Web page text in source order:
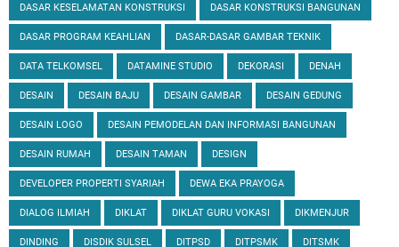
DASAR KESELAMATAN KONSTRUKSI DASAR KONSTRUKSI BANGUNAN
DASAR PROGRAM KEAHLIAN DASAR-DASAR GAMBAR TEKNIK
DATA TELKOMSEL DATAMINE STUDIO DEKORASI DENAH
DESAIN DESAIN BAJU DESAIN GAMBAR DESAIN GEDUNG
DESAIN LOGO DESAIN PEMODELAN DAN INFORMASI BANGUNAN
DESAIN RUMAH DESAIN TAMAN DESIGN
DEVELOPER PROPERTI SYARIAH DEWA EKA PRAYOGA
DIALOG ILMIAH DIKLAT DIKLAT GURU VOKASI DIKMENJUR
DINDING DISDIK SULSEL DITPSD DITPSMK DITSMK